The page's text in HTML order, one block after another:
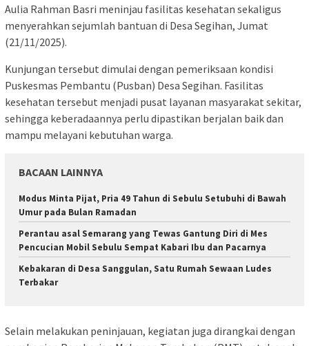
Aulia Rahman Basri meninjau fasilitas kesehatan sekaligus
menyerahkan sejumlah bantuan di Desa Segihan, Jumat
(21/11/2025).
Kunjungan tersebut dimulai dengan pemeriksaan kondisi
Puskesmas Pembantu (Pusban) Desa Segihan. Fasilitas
kesehatan tersebut menjadi pusat layanan masyarakat sekitar,
sehingga keberadaannya perlu dipastikan berjalan baik dan
mampu melayani kebutuhan warga.
BACAAN LAINNYA
Modus Minta Pijat, Pria 49 Tahun di Sebulu Setubuhi di Bawah
Umur pada Bulan Ramadan
Perantau asal Semarang yang Tewas Gantung Diri di Mes
Pencucian Mobil Sebulu Sempat Kabari Ibu dan Pacarnya
Kebakaran di Desa Sanggulan, Satu Rumah Sewaan Ludes
Terbakar
Selain melakukan peninjauan, kegiatan juga dirangkai dengan